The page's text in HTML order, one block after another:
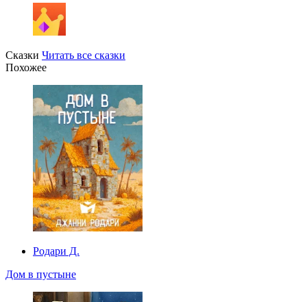
Сказки Читать все сказки
Похожее
Родари Д.
Дом в пустыне